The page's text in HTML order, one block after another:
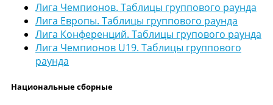
Лига Чемпионов. Таблицы группового раунда
Лига Европы. Таблицы группового раунда
Лига Конференций. Таблицы групового раунда
Лига Чемпионов U19. Таблицы группового
раунда
Национальные сборные